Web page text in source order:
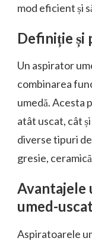
mod eficient și
Definiție și
Un aspirator
combinarea
umedă. Acesta
atât uscat, cât
diverse tipuri
gresie,
Avantajele
umed-
Aspiratoarele